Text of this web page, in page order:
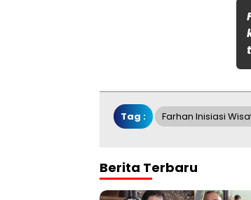
Tag : Farhan Inisiasi
Berita Terbaru